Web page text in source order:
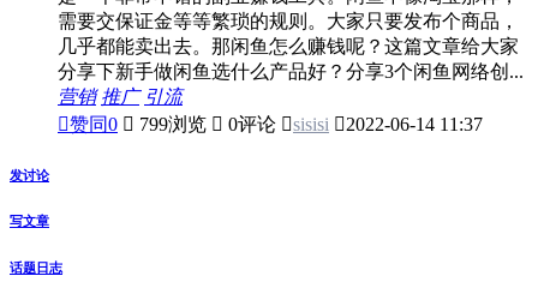
需要交保证金等等繁琐的规则。大家只要发布个商品，
几乎都能卖出去。那闲鱼怎么赚钱呢？这篇文章给大家
分享下新手做闲鱼选什么产品好？分享3个闲鱼网络创...
营销 推广 引流
赞同0  799浏览  0评论 sisisi 2022-06-14 11:37
发讨论
写文章
话题日志